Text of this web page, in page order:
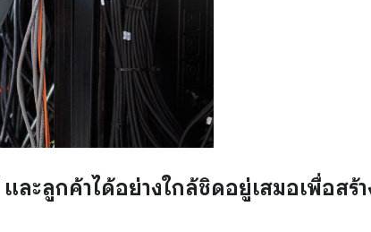
ละลูกค้าได้อย่างใกล้ชิดอยู่เสมอเพื่อส